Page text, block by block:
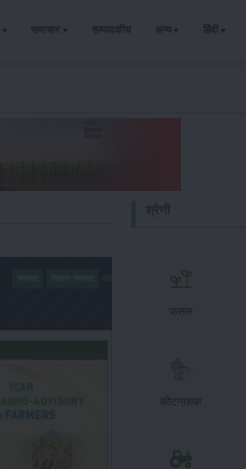
समाचार सम्पादकीय अन्य हिंदी
फसल
कीटनाशक